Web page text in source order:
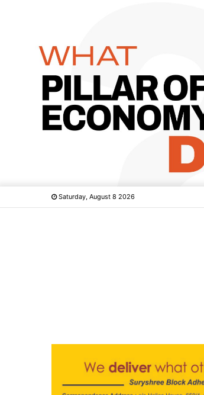
Saturday, August 8 2026